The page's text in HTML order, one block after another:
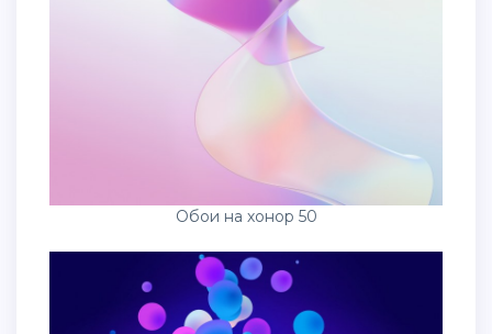
Обои на хонор 50